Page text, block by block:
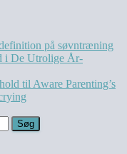
på søvntræning
i De Utrolige År-
til Aware Parenting’s